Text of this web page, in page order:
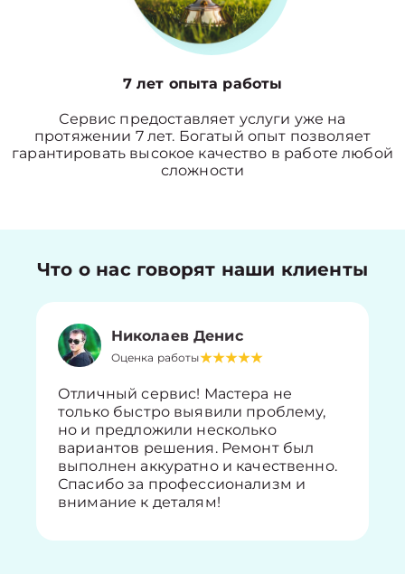
7 лет опыта работы
Сервис предоставляет услуги уже на
протяжении 7 лет. Богатый опыт позволяет
гарантировать высокое качество в работе любой
сложности
Что о нас говорят наши клиенты
Николаев Денис
Оценка работы
Отличный сервис! Мастера не
только быстро выявили проблему,
но и предложили несколько
вариантов решения. Ремонт был
выполнен аккуратно и качественно.
Спасибо за профессионализм и
внимание к деталям!